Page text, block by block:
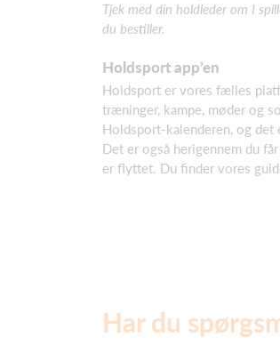
Tjek med din holdleder om I
du bestiller.
Holdsport app’en
Holdsport er vores fælles
træninger, kampe, møder og
Holdsport-kalenderen, og det
Det er også herigennem du
er flyttet. Du finder vores
Har du